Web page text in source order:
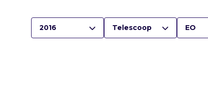
2016 Telescoop EO